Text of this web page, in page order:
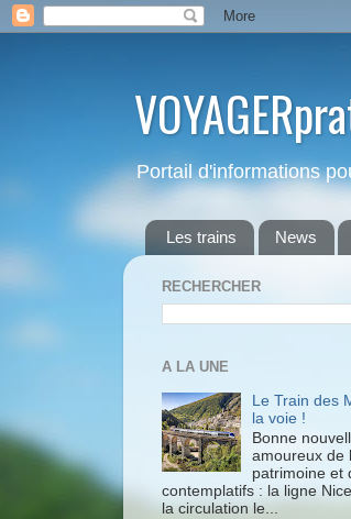
Portail d'informations
Les trains News
RECHERCHER
A LA UNE
Le Train des
la voie !
Bonne
amoureux de
patrimoine et
contemplatifs : la ligne
la circulation le...